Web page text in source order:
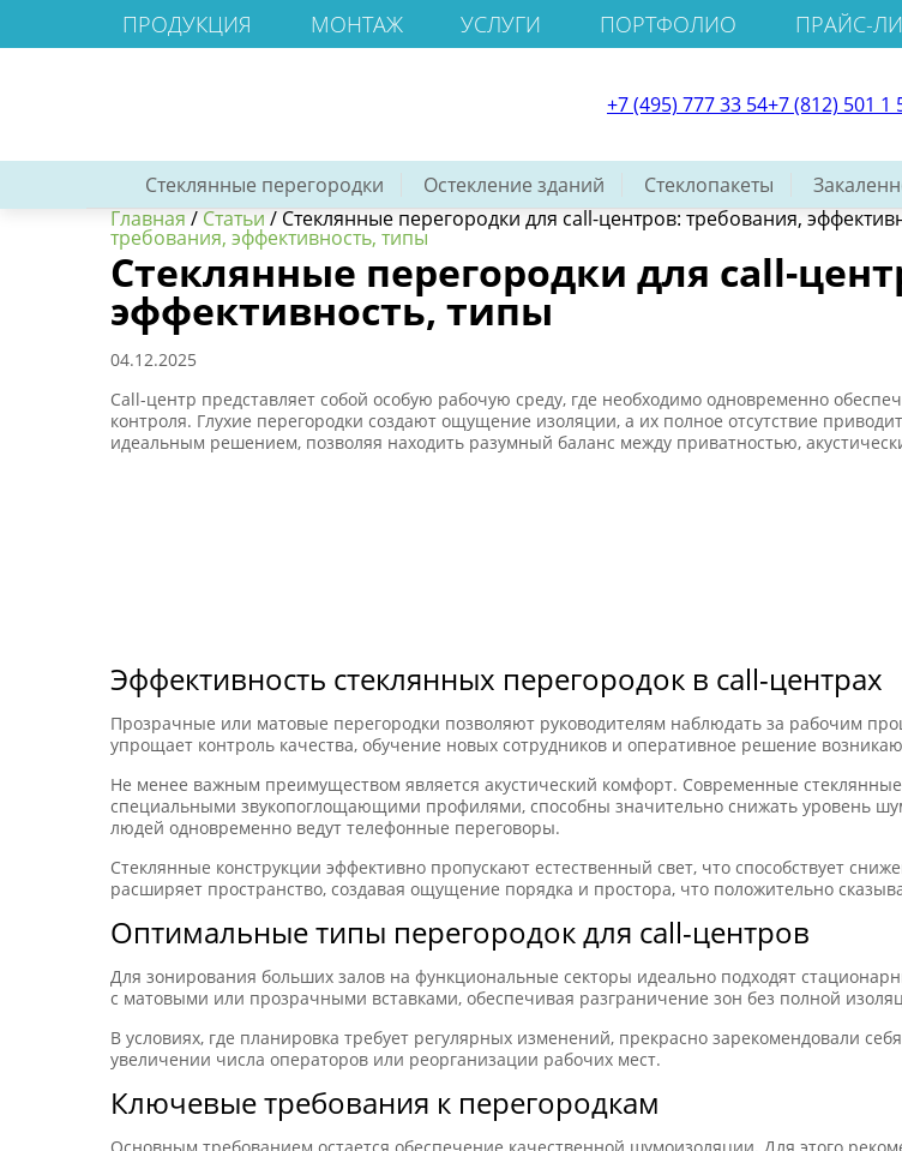
ПРОДУКЦИЯ МОНТАЖ УСЛУГИ ПОРТФОЛИО ПРАЙС-
+7 (495) 777 33 54+7 (812) 501 1
Стеклянные перегородки Остекление зданий Стеклопакеты
Главная / Статьи / Стеклянные перегородки для call-центров: требования,
требования, эффективность, типы
Стеклянные перегородки для call-
эффективность, типы
04.12.2025
Call-центр представляет собой особую рабочую среду, где необходимо одновременно
контроля. Глухие перегородки создают ощущение изоляции, а их полное отсутствие
идеальным решением, позволяя находить разумный баланс между приватностью,
Эффективность стеклянных перегородок в call-центрах
Прозрачные или матовые перегородки позволяют руководителям наблюдать за рабочим
упрощает контроль качества, обучение новых сотрудников и оперативное решение
Не менее важным преимуществом является акустический комфорт. Современные
специальными звукопоглощающими профилями, способны значительно снижать уровень
людей одновременно ведут телефонные переговоры.
Стеклянные конструкции эффективно пропускают естественный свет, что способствует
расширяет пространство, создавая ощущение порядка и простора, что положительно
Оптимальные типы перегородок для call-центров
Для зонирования больших залов на функциональные секторы идеально подходят
с матовыми или прозрачными вставками, обеспечивая разграничение зон без полной
В условиях, где планировка требует регулярных изменений, прекрасно зарекомендовали
увеличении числа операторов или реорганизации рабочих мест.
Ключевые требования к перегородкам